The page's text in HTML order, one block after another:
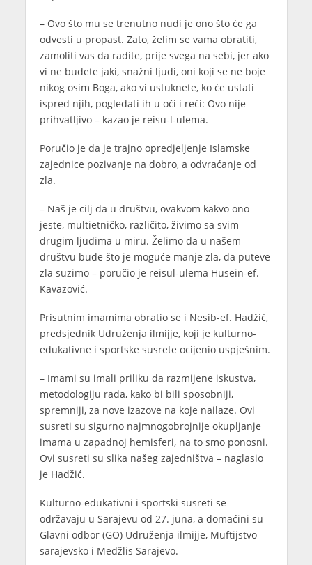
– Ovo što mu se trenutno nudi je ono što će ga
odvesti u propast. Zato, želim se vama obratiti,
zamoliti vas da radite, prije svega na sebi, jer ako
vi ne budete jaki, snažni ljudi, oni koji se ne boje
nikog osim Boga, ako vi ustuknete, ko će ustati
ispred njih, pogledati ih u oči i reći: Ovo nije
prihvatljivo – kazao je reisu-l-ulema.
Poručio je da je trajno opredjeljenje Islamske
zajednice pozivanje na dobro, a odvraćanje od
zla.
– Naš je cilj da u društvu, ovakvom kakvo ono
jeste, multietničko, različito, živimo sa svim
drugim ljudima u miru. Želimo da u našem
društvu bude što je moguće manje zla, da puteve
zla suzimo – poručio je reisul-ulema Husein-ef.
Kavazović.
Prisutnim imamima obratio se i Nesib-ef. Hadžić,
predsjednik Udruženja ilmijje, koji je kulturno-
edukativne i sportske susrete ocijenio uspješnim.
– Imami su imali priliku da razmijene iskustva,
metodologiju rada, kako bi bili sposobniji,
spremniji, za nove izazove na koje nailaze. Ovi
susreti su sigurno najmnogobrojnije okupljanje
imama u zapadnoj hemisferi, na to smo ponosni.
Ovi susreti su slika našeg zajedništva – naglasio
je Hadžić.
Kulturno-edukativni i sportski susreti se
održavaju u Sarajevu od 27. juna, a domaćini su
Glavni odbor (GO) Udruženja ilmijje, Muftijstvo
sarajevsko i Medžlis Sarajevo.